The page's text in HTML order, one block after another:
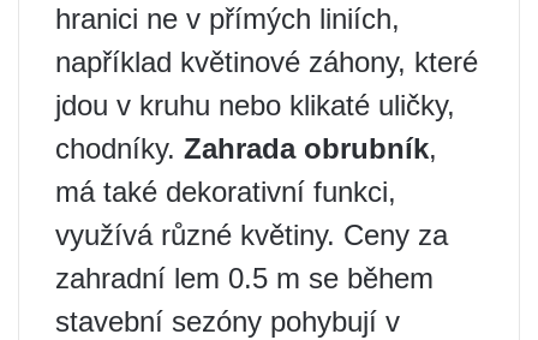
hranici ne v přímých liniích,
například květinové záhony, které
jdou v kruhu nebo klikaté uličky,
chodníky. Zahrada obrubník,
má také dekorativní funkci,
využívá různé květiny. Ceny za
zahradní lem 0.5 m se během
stavební sezóny pohybují v